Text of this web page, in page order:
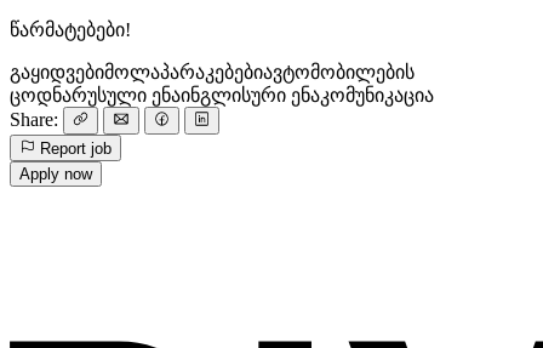
წარმატებები!
გაყიდვებიმოლაპარაკებებიავტომობილების
ცოდნარუსული ენაინგლისური ენაკომუნიკაცია
Share:
Report job
Apply now